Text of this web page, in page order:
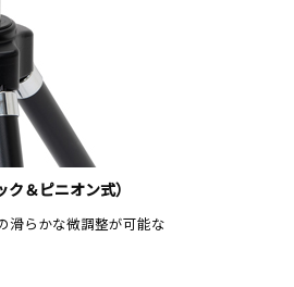
＆ピニオン式）
滑らかな微調整が可能な